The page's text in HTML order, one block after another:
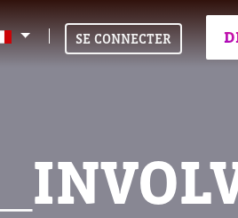
SE CONNECTER